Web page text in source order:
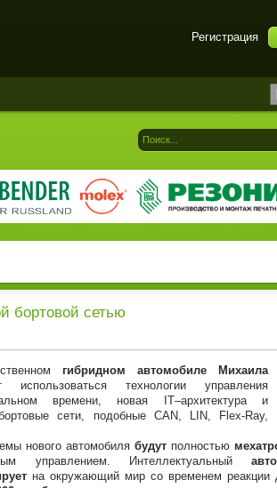
Регистрация
бортовой сетью
гибридном автомобиле Михаила
технологии управления
времени, новая IT–архитектура и
сети, подобные CAN, LIN, Flex-Ray,
нового автомобиля будут полностью
управлением. Интеллектуальный
на окружающий мир со временем реакции